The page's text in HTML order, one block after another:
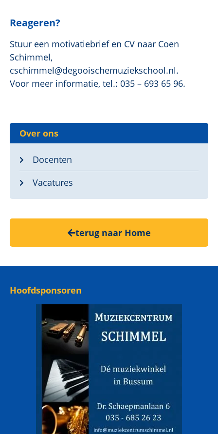
Over ons
Docenten
Vacatures
terug naar Home
Reageren?
Stuur een motivatiebrief en CV naar Coen
Schimmel,
cschimmel@degooischemuziekschool.nl.
Voor meer informatie, tel.: 035 – 693 65 96.
Hoofdsponsoren